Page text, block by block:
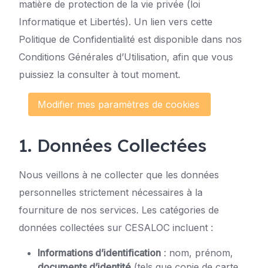
matière de protection de la vie privée (loi
Informatique et Libertés). Un lien vers cette
Politique de Confidentialité est disponible dans nos
Conditions Générales d’Utilisation, afin que vous
puissiez la consulter à tout moment.
Modifier mes paramètres de cookies
1. Données Collectées
Nous veillons à ne collecter que les données
personnelles strictement nécessaires à la
fourniture de nos services. Les catégories de
données collectées sur CESALOC incluent :
Informations d’identification : nom, prénom,